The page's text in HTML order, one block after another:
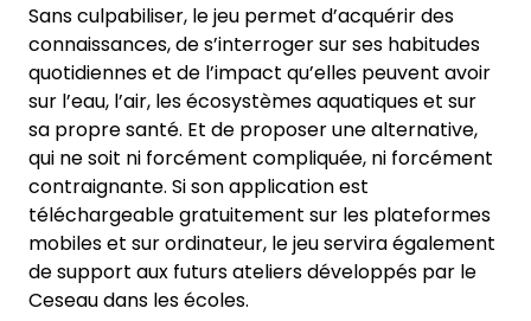
Sans culpabiliser, le jeu permet d’acquérir des
connaissances, de s’interroger sur ses habitudes
quotidiennes et de l’impact qu’elles peuvent avoir
sur l’eau, l’air, les écosystèmes aquatiques et sur
sa propre santé. Et de proposer une alternative,
qui ne soit ni forcément compliquée, ni forcément
contraignante. Si son application est
téléchargeable gratuitement sur les plateformes
mobiles et sur ordinateur, le jeu servira également
de support aux futurs ateliers développés par le
Ceseau dans les écoles.